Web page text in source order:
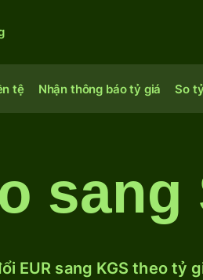
tệ Nhận thông báo tỷ giá So
EUR sang KGS theo tỷ